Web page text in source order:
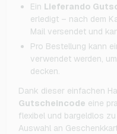
Ein Lieferando
erledigt – nach dem
Mail versendet und
Pro Bestellung kann
verwendet werden,
decken.
Dank dieser einfachen
Gutscheincode eine
flexibel und bargeldlos
Auswahl an